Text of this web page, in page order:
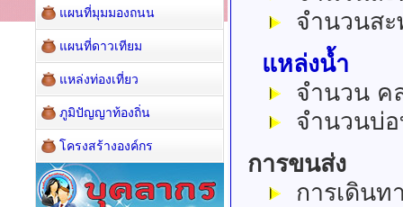
จำนวนส
แหล่งน้ำ
จำนวน ค
จำนวนบ่อ
การขนส่ง
การเดินท
แผนที่มุมมองถนน
แผนที่ดาวเทียม
แหล่งท่องเที่ยว
ภูมิปัญญาท้องถิ่น
โครงสร้างองค์กร